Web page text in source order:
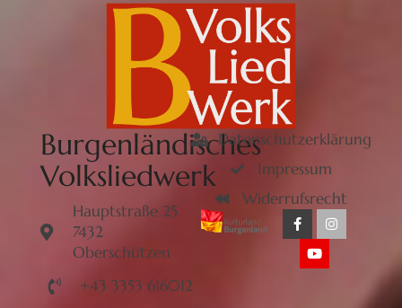
Burgenländisches
Volksliedwerk
Hauptstraße 25
7432
Oberschützen
+43 3353 616012
Datenschutzerklärung
Impressum
Widerrufsrecht